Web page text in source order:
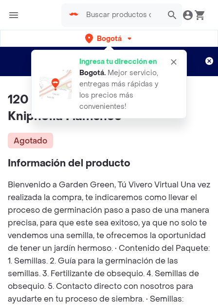
Bogotá
Ingresa tu dirección en
Bogotá. Mejor servicio,
entregas más rápidas y
los precios más
convenientes!
envíos gratis por semanas
Aplican TyC
120 Semillas Orgánicas De Flor
Kniphofia Flamenco
Agotado
Información del producto
Bienvenido a Garden Green, Tú Vivero Virtual Una vez
realizada la compra, te indicaremos como llevar el
proceso de germinación paso a paso de una manera
precisa, para que este sea exitoso, ya que no solo te
vendemos una semilla, te ofrecemos la oportunidad
de tener un jardín hermoso. • Contenido del Paquete:
1. Semillas. 2. Guía para la germinación de las
semillas. 3. Fertilizante de obsequio. 4. Semillas de
obsequio. 5. Contacto directo con nosotros para
ayudarte en tu proceso de siembra. • Semillas: